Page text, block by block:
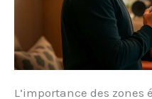
L’importance des zones